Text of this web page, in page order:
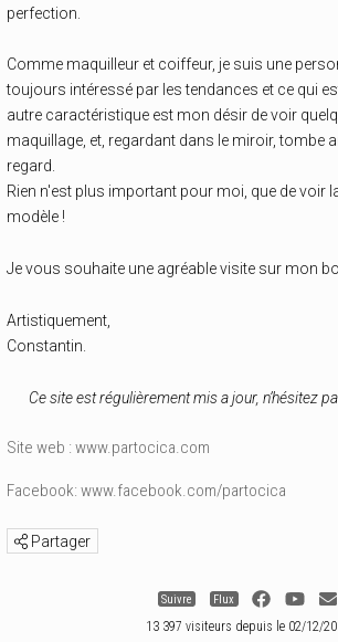
perfection.
Comme maquilleur et coiffeur, je suis une
toujours intéressé par les tendances et ce qui
autre caractéristique est mon désir de voir
maquillage, et, regardant dans le miroir, tombe
regard.
Rien n'est plus important pour moi, que de voir
modèle !
Je vous souhaite une agréable visite sur mon
Artistiquement,
Constantin.
Ce site est régulièrement mis a jour, n’hésitez
Site web : www.partocica.com
Facebook: www.facebook.com/partocica
Partager
Suivre Flux
13 397 visiteurs depuis le 02/12/